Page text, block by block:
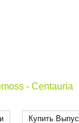
- Centauria
Купить